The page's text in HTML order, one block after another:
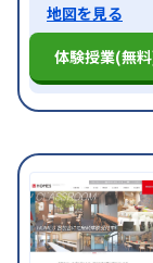
地図を見る
体験授業(無